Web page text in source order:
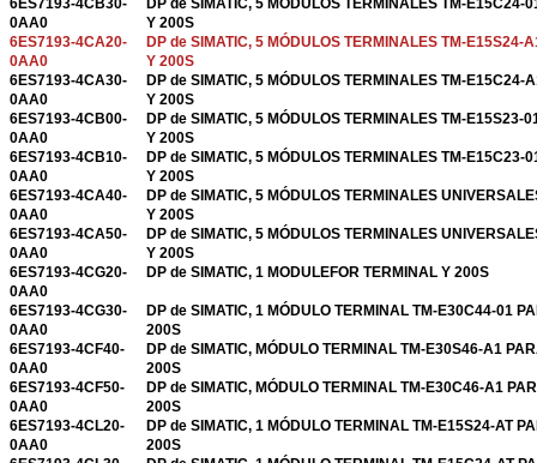
6ES7193-4CB30-
0AA0
DP de SIMATIC, 5 MÓDULOS TERMINALES TM-E15C24-
Y 200S
6ES7193-4CA20-
0AA0
DP de SIMATIC, 5 MÓDULOS TERMINALES TM-E15S24-
Y 200S
6ES7193-4CA30-
0AA0
DP de SIMATIC, 5 MÓDULOS TERMINALES TM-E15C24-
Y 200S
6ES7193-4CB00-
0AA0
DP de SIMATIC, 5 MÓDULOS TERMINALES TM-E15S23-
Y 200S
6ES7193-4CB10-
0AA0
DP de SIMATIC, 5 MÓDULOS TERMINALES TM-E15C23-
Y 200S
6ES7193-4CA40-
0AA0
DP de SIMATIC, 5 MÓDULOS TERMINALES
Y 200S
6ES7193-4CA50-
0AA0
DP de SIMATIC, 5 MÓDULOS TERMINALES
Y 200S
6ES7193-4CG20-
0AA0
DP de SIMATIC, 1 MODULEFOR TERMINAL Y 200S
6ES7193-4CG30-
0AA0
DP de SIMATIC, 1 MÓDULO TERMINAL TM-E30C44-01
200S
6ES7193-4CF40-
0AA0
DP de SIMATIC, MÓDULO TERMINAL TM-E30S46-A1
200S
6ES7193-4CF50-
0AA0
DP de SIMATIC, MÓDULO TERMINAL TM-E30C46-A1
200S
6ES7193-4CL20-
0AA0
DP de SIMATIC, 1 MÓDULO TERMINAL TM-E15S24-AT
200S